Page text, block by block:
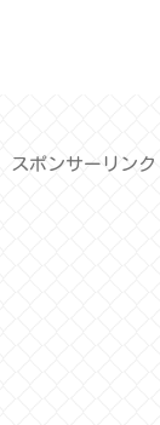
スポンサーリンク